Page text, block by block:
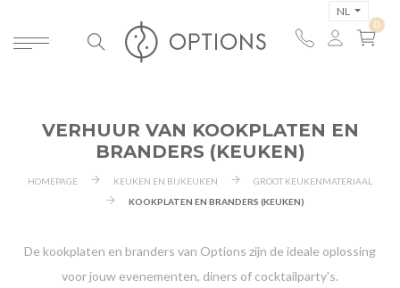
NL
VERHUUR VAN KOOKPLATEN EN
BRANDERS (KEUKEN)
HOMEPAGE KEUKEN EN BIJKEUKEN
GROOT KEUKENMATERIAAL
KOOKPLATEN EN BRANDERS (KEUKEN)
De kookplaten en branders van Options zijn de ideale oplossing
voor jouw evenementen, diners of cocktailparty's.